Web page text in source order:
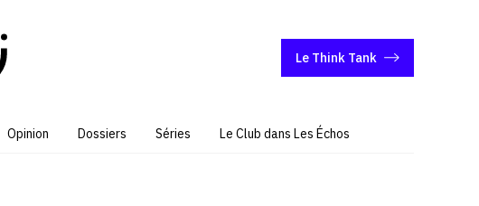
Le Think Tank
Opinion Dossiers Séries Le Club dans Les Échos